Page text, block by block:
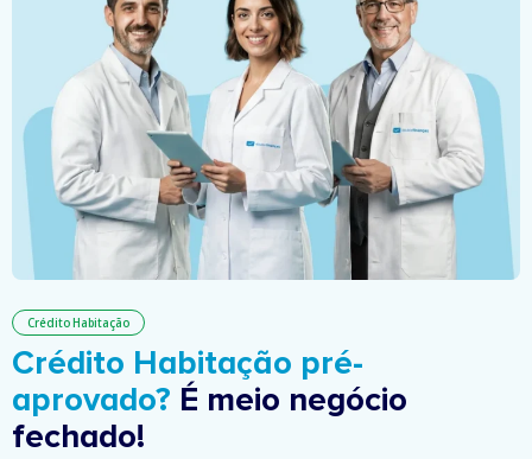
Crédito Habitação
Crédito Habitação pré-
aprovado? É meio negócio
fechado!